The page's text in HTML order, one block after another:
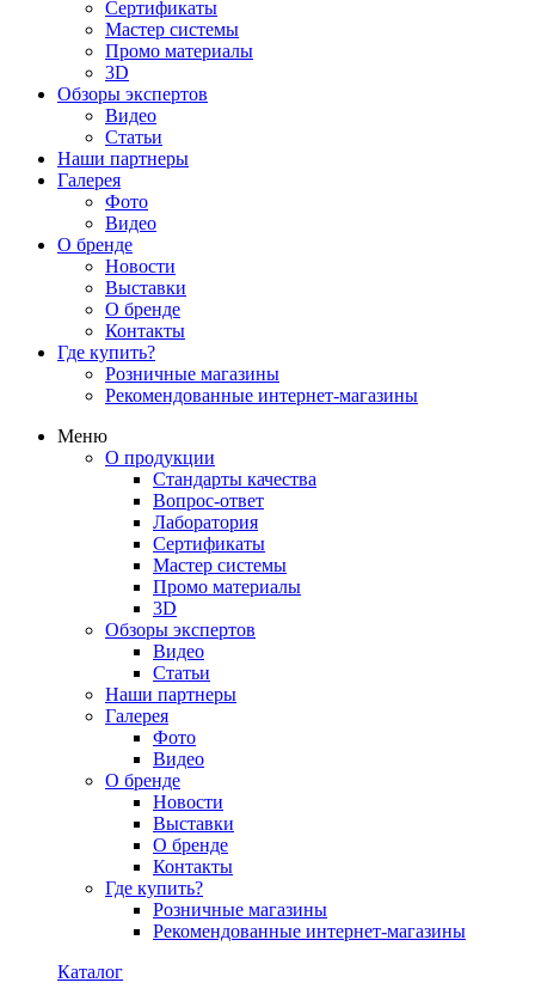
Сертификаты
Мастер системы
Промо материалы
3D
Обзоры экспертов
Видео
Статьи
Наши партнеры
Галерея
Фото
Видео
О бренде
Новости
Выставки
О бренде
Контакты
Где купить?
Розничные магазины
Рекомендованные интернет-магазины
Меню
О продукции
Стандарты качества
Вопрос-ответ
Лаборатория
Сертификаты
Мастер системы
Промо материалы
3D
Обзоры экспертов
Видео
Статьи
Наши партнеры
Галерея
Фото
Видео
О бренде
Новости
Выставки
О бренде
Контакты
Где купить?
Розничные магазины
Рекомендованные интернет-магазины
Каталог